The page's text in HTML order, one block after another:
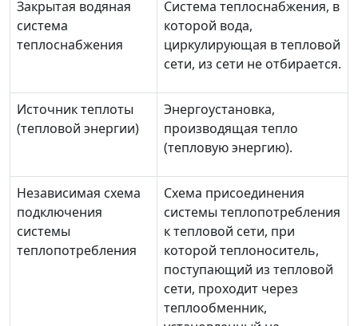
Закрытая водяная
система
теплоснабжения
Система теплоснабжения, в
которой вода,
циркулирующая в тепловой
сети, из сети не отбирается.
Источник теплоты
(тепловой энергии)
Энергоустановка,
производящая тепло
(тепловую энергию).
Независимая схема
подключения
системы
теплопотребления
Схема присоединения
системы теплопотребления
к тепловой сети, при
которой теплоноситель,
поступающий из тепловой
сети, проходит через
теплообменник,